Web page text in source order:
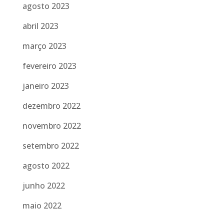
agosto 2023
abril 2023
março 2023
fevereiro 2023
janeiro 2023
dezembro 2022
novembro 2022
setembro 2022
agosto 2022
junho 2022
maio 2022